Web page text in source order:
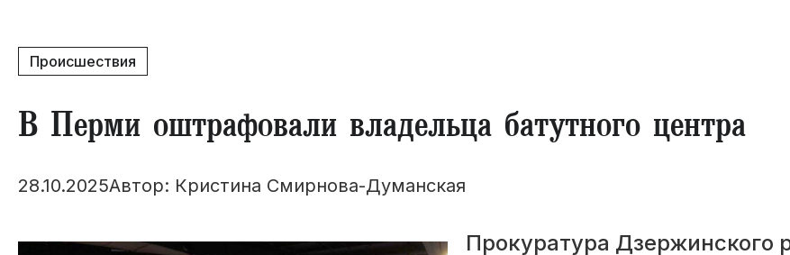
Происшествия
В Перми оштрафовали владельца батутного центра
28.10.2025Автор: Кристина Смирнова-Думанская
Прокуратура Дзержинского